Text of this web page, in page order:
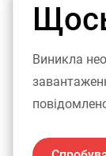
Виникла